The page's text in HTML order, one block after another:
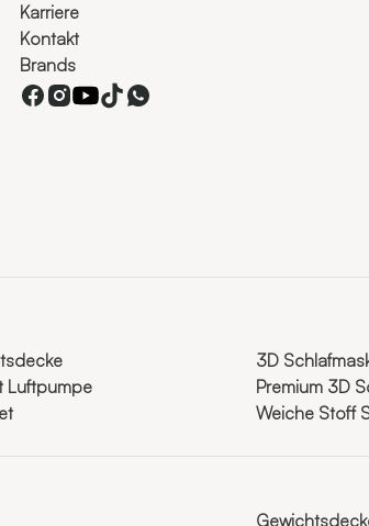
Karriere
Kontakt
Brands
Luftpumpe
3D
Premium 3D
Weiche Stoff